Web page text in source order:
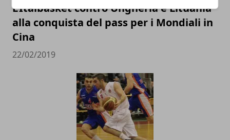
L’Italbasket contro Ungheria e Lituania
alla conquista del pass per i Mondiali in
Cina
22/02/2019